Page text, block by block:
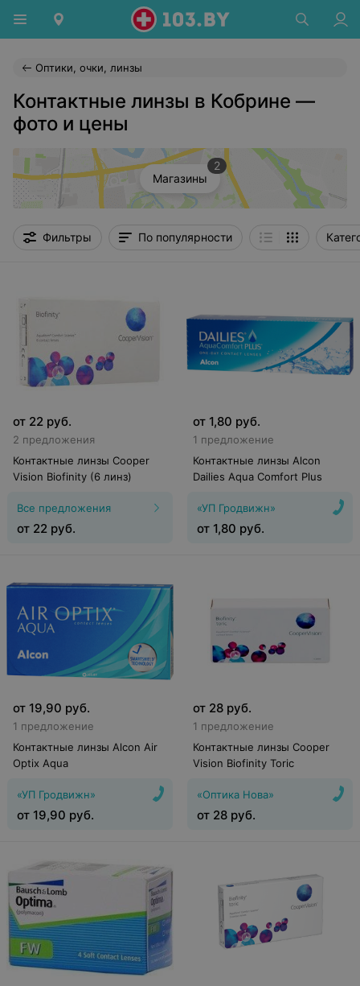
Оптики, очки, линзы
Контактные линзы в Кобрине —
фото и цены
Магазины
2
Фильтры По популярности
от 22 руб.
2 предложения
Контактные линзы Cooper
Vision Biofinity (6 линз)
Все предложения
от 22 руб.
от 1,80 руб.
1 предложение
Контактные линзы Alcon
Dailies Aqua Comfort Plus
«УП Гродвижн»
от 1,80 руб.
от 19,90 руб.
1 предложение
Контактные линзы Alcon Air
Optix Aqua
«УП Гродвижн»
от 19,90 руб.
от 28 руб.
1 предложение
Контактные линзы Cooper
Vision Biofinity Toric
«Оптика Нова»
от 28 руб.